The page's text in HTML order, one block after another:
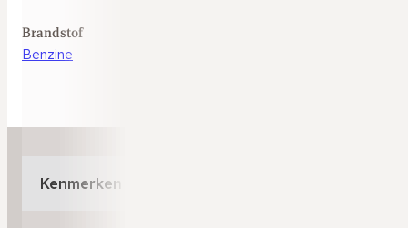
Brandstof
Benzine
Kenmerken